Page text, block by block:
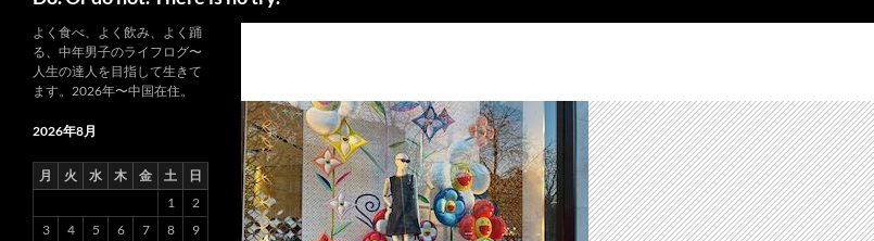
よく食べ、よく飲み、よく踊
る、中年男子のライフログ〜
人生の達人を目指して生きて
ます。2026年〜中国在住。
2026年8月
月 火 水 木 金 土
日
1
2
3
4 5 6 7 8
9